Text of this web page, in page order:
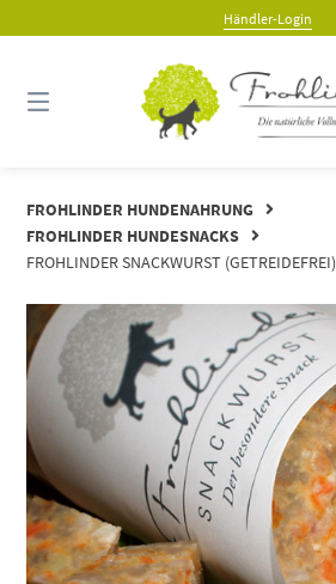
Händler-Login
FROHLINDER HUNDENAHRUNG
FROHLINDER HUNDESNACKS
FROHLINDER SNACKWURST (GETREIDEFREI)